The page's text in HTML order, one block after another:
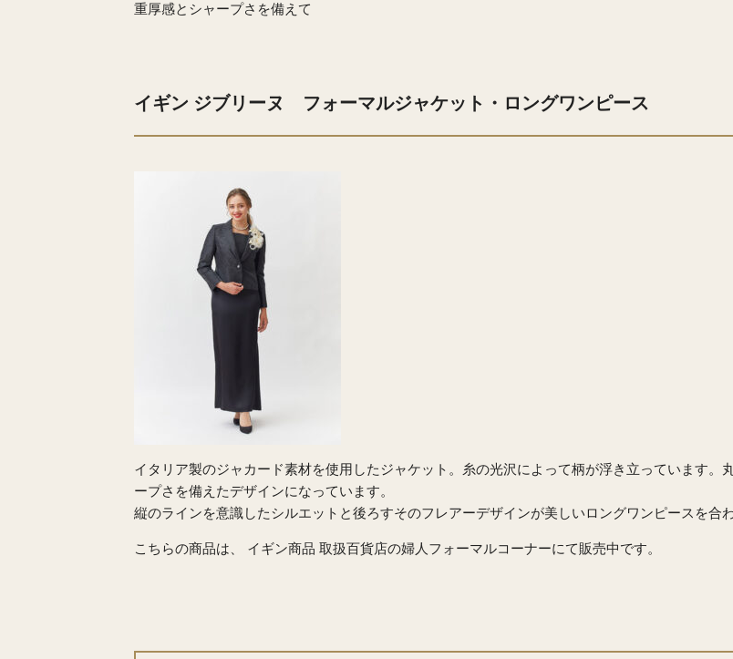
重厚感とシャープさを備えて
イギン ジブリーヌ フォーマルジャケット・ロングワンピース
イタリア製のジャカード素材を使用したジャケット。糸の光沢によって柄が浮き立っています。
ープさを備えたデザインになっています。
縦のラインを意識したシルエットと後ろすそのフレアーデザインが美しいロングワンピースを合
こちらの商品は、 イギン商品 取扱百貨店の婦人フォーマルコーナーにて販売中です。